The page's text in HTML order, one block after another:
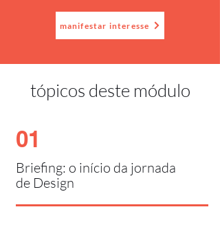
manifestar interesse
tópicos deste módulo
01
Briefing: o início da jornada
de Design